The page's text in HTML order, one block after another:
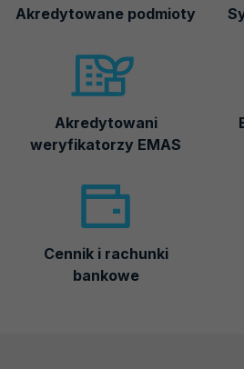
Akredytowane podmioty
Akredytowani
weryfikatorzy EMAS
Cennik i rachunki
bankowe